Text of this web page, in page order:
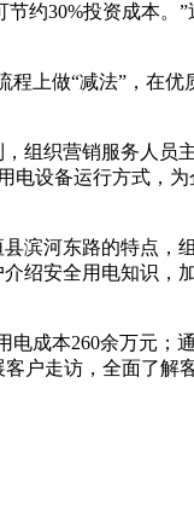
约30%投资成本。
做“减法”，在优
组织营销服务人员
设备运行方式，
河东路的特点，
绍安全用电知识，
成本260余万元；
户走访，全面了解